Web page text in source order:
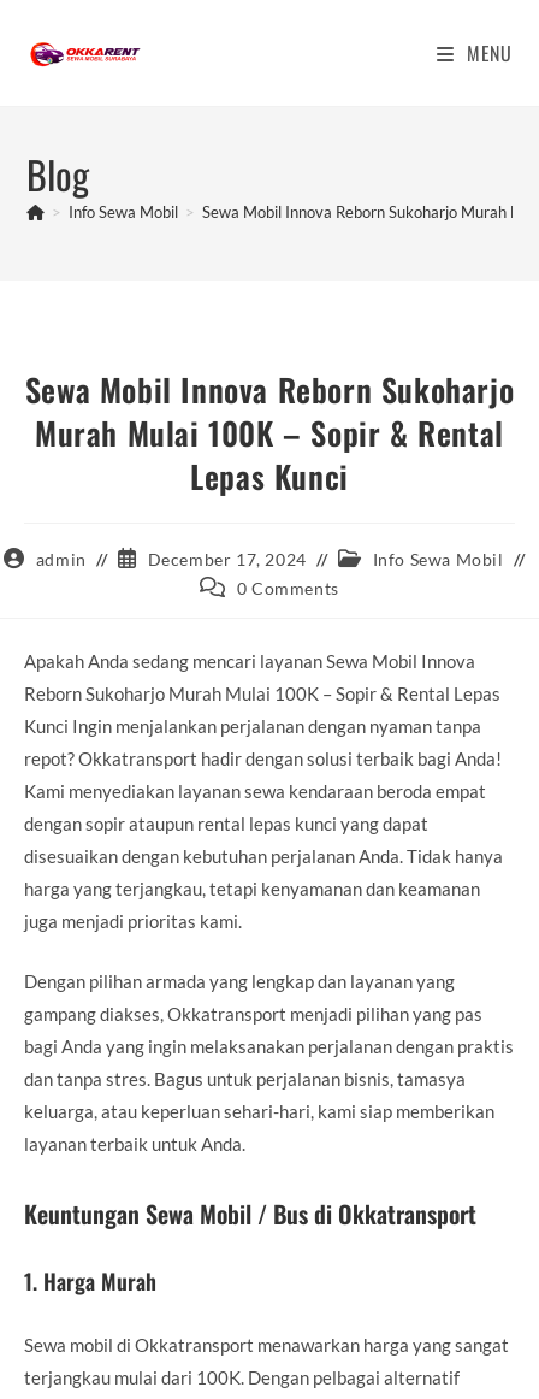
content
MENU
Blog
> Info Sewa Mobil > Sewa Mobil Innova Reborn Sukoharjo Murah
Sewa Mobil Innova Reborn Sukoharjo
Murah Mulai 100K – Sopir & Rental
Lepas Kunci
Postadmin
Post
published:
December 17, 2024
Post Info Sewa Mobil
Post 0 Comments
Apakah Anda sedang mencari layanan Sewa Mobil Innova
Reborn Sukoharjo Murah Mulai 100K – Sopir & Rental Lepas
Kunci Ingin menjalankan perjalanan dengan nyaman tanpa
repot? Okkatransport hadir dengan solusi terbaik bagi Anda!
Kami menyediakan layanan sewa kendaraan beroda empat
dengan sopir ataupun rental lepas kunci yang dapat
disesuaikan dengan kebutuhan perjalanan Anda. Tidak hanya
harga yang terjangkau, tetapi kenyamanan dan keamanan
juga menjadi prioritas kami.
Dengan pilihan armada yang lengkap dan layanan yang
gampang diakses, Okkatransport menjadi pilihan yang pas
bagi Anda yang ingin melaksanakan perjalanan dengan praktis
dan tanpa stres. Bagus untuk perjalanan bisnis, tamasya
keluarga, atau keperluan sehari-hari, kami siap memberikan
layanan terbaik untuk Anda.
Keuntungan Sewa Mobil / Bus di Okkatransport
1. Harga Murah
Sewa mobil di Okkatransport menawarkan harga yang sangat
terjangkau mulai dari 100K. Dengan pelbagai alternatif